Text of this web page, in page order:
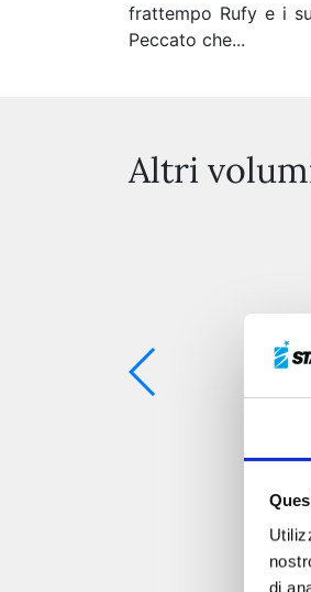
di
frattempo Rufy e i
Peccato che...
Altri